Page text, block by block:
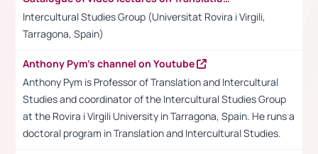
Intercultural Studies Group (Universitat Rovira i Virgili,
Tarragona, Spain)
Anthony Pym's channel on Youtube
Anthony Pym is Professor of Translation and Intercultural
Studies and coordinator of the Intercultural Studies Group
at the Rovira i Virgili University in Tarragona, Spain. He runs a
doctoral program in Translation and Intercultural Studies.